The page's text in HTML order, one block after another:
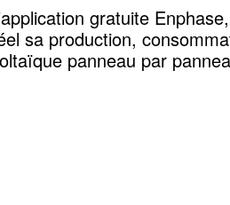
gratuite
sa production,
panneau par